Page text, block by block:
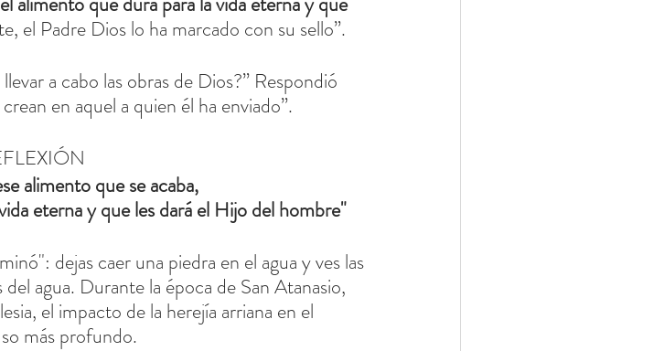
el Padre Dios lo ha marcado con su sello”.
a cabo las obras de Dios?” Respondió
en aquel a quien él ha enviado”.
alimento que se acaba,
eterna y que les dará el Hijo del hombre"
dejas caer una piedra en el agua y ves las
agua. Durante la época de San Atanasio,
el impacto de la herejía arriana en el
más profundo.